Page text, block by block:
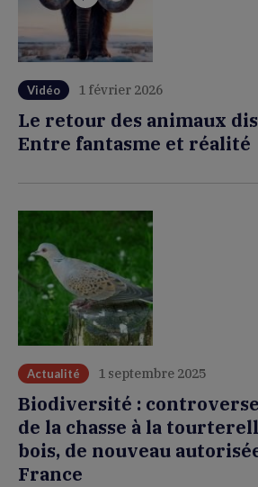
Vidéo 1 février 2026
Le retour des animaux
Entre fantasme et réalité
Actualité 1 septembre 2025
Biodiversité :
de la chasse à la
bois, de nouveau
France